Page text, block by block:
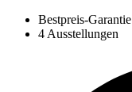
Bestpreis-Garantie
4 Ausstellungen